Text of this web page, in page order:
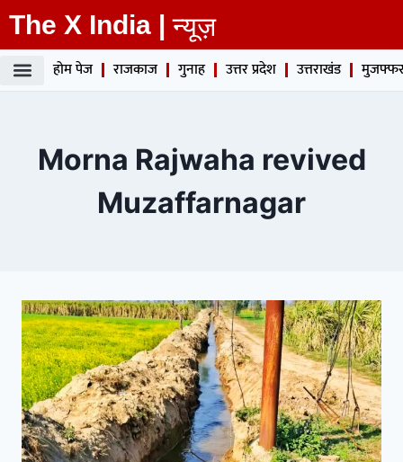
The X India | न्यूज़
होम पेज राजकाज गुनाह उत्तर प्रदेश उत्तराखंड
Morna Rajwaha revived
Muzaffarnagar